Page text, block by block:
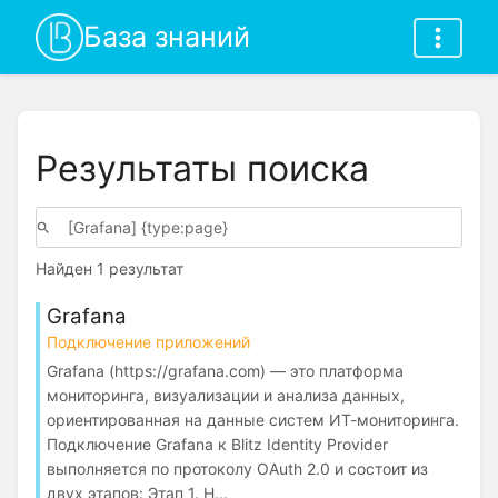
База знаний
Результаты поиска
Найден 1 результат
Grafana
Подключение приложений
Grafana (https://grafana.com) — это платформа
мониторинга, визуализации и анализа данных,
ориентированная на данные систем ИТ-мониторинга.
Подключение Grafana к Blitz Identity Provider
выполняется по протоколу OAuth 2.0 и состоит из
двух этапов: Этап 1. Н...